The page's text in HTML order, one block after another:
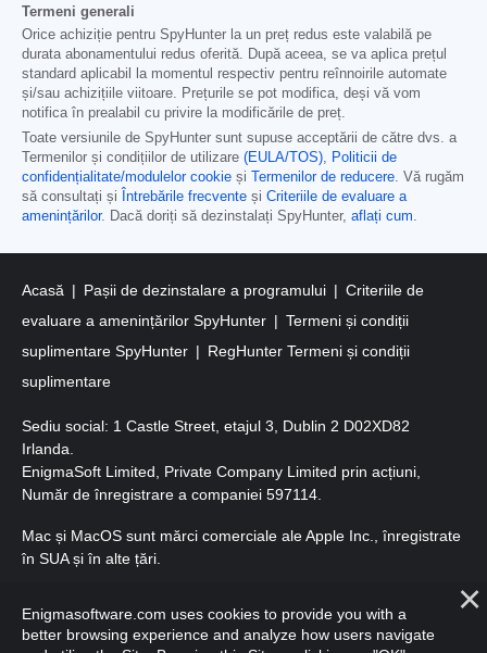
Termeni generali
Orice achiziție pentru SpyHunter la un preț redus este valabilă pe
durata abonamentului redus oferită. După aceea, se va aplica prețul
standard aplicabil la momentul respectiv pentru reînnoirile automate
și/sau achizițiile viitoare. Prețurile se pot modifica, deși vă vom
notifica în prealabil cu privire la modificările de preț.
Toate versiunile de SpyHunter sunt supuse acceptării de către dvs. a
Termenilor și condițiilor de utilizare (EULA/TOS), Politicii de
confidențialitate/modulelor cookie și Termenilor de reducere. Vă rugăm
să consultați și
Întrebările frecvente și Criteriile de evaluare a
amenințărilor. Dacă doriți să dezinstalați SpyHunter, aflați cum.
Acasă Pașii de dezinstalare a programului
Criteriile de
evaluare a amenințărilor SpyHunter
Termeni și condiții
suplimentare SpyHunter
RegHunter Termeni și condiții
suplimentare
Sediu social: 1 Castle Street, etajul 3, Dublin 2 D02XD82
Irlanda.
EnigmaSoft Limited, Private Company Limited prin acțiuni,
Număr de înregistrare a companiei 597114.
Mac și MacOS sunt mărci comerciale ale Apple Inc., înregistrate
în SUA și în alte țări.
rezervate.
Enigmasoftware.com uses cookies to provide you with a
better browsing experience and analyze how users navigate